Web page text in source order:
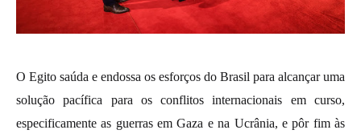
O Egito saúda e endossa os esforços do Brasil para alcançar uma
solução pacífica para os conflitos internacionais em curso,
especificamente as guerras em Gaza e na Ucrânia, e pôr fim às